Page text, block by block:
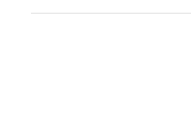
rovnomerne voda a tým